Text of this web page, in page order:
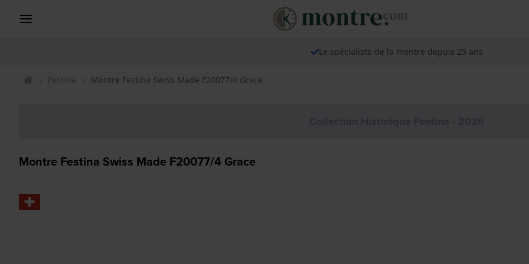
Le spécialiste de la montre depuis 25 ans
Festina Montre Festina Swiss Made F20077/4 Grace
Montre Festina Swiss Made F20077/4 Grace